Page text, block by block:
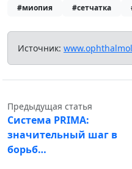
#миопия
#сетчатка
Источник:
Предыдущая статья
Система PRIMA:
значительный шаг в
борьб…